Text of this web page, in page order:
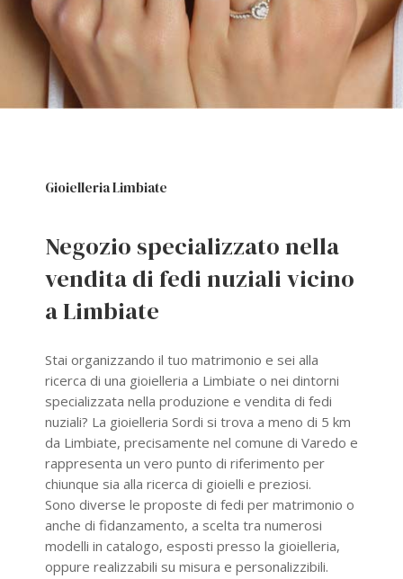
Gioielleria Limbiate
Negozio specializzato nella
vendita di fedi nuziali vicino
a Limbiate
Stai organizzando il tuo matrimonio e sei alla
ricerca di una gioielleria a Limbiate o nei dintorni
specializzata nella produzione e vendita di fedi
nuziali? La gioielleria Sordi si trova a meno di 5 km
da Limbiate, precisamente nel comune di Varedo e
rappresenta un vero punto di riferimento per
chiunque sia alla ricerca di gioielli e preziosi.
Sono diverse le proposte di fedi per matrimonio o
anche di fidanzamento, a scelta tra numerosi
modelli in catalogo, esposti presso la gioielleria,
oppure realizzabili su misura e personalizzibili.